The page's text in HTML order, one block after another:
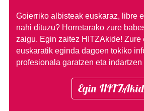
Goierriko albisteak euskaraz, libre
nahi dituzu? Horretarako zure
zaigu. Egin zaitez HITZAkide! Zure
euskaratik eginda dagoen tokiko
profesionala garatzen eta
Egin